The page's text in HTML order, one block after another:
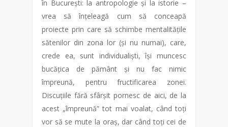
în București: la antropologie și la istorie –
vrea să înțeleagă cum să conceapă
proiecte prin care să schimbe mentalitățile
sătenilor din zona lor (și nu numai), care,
crede ea, sunt individualiști, își muncesc
bucățica de pământ și nu fac nimic
împreună, pentru fructificarea zonei.
Discuțiile fără sfârșit pornesc de aici, de la
acest „împreună” tot mai voalat, când toți
vor să se mute la oraș, dar când toți cei de